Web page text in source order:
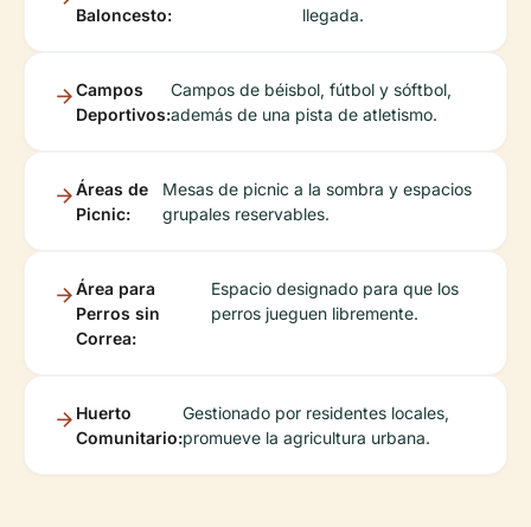
Baloncesto:
llegada.
Campos
Deportivos:
Campos de béisbol, fútbol y sóftbol,
además de una pista de atletismo.
Áreas de
Picnic:
Mesas de picnic a la sombra y espacios
grupales reservables.
Área para
Perros sin
Correa:
Espacio designado para que los
perros jueguen libremente.
Huerto
Comunitario:
Gestionado por residentes locales,
promueve la agricultura urbana.